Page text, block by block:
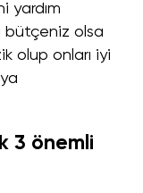
yardım
bütçeniz olsa
olup onları iyi
3 önemli